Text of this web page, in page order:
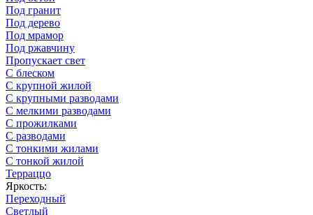
Под гранит
Под дерево
Под мрамор
Под ржавчину
Пропускает свет
С блеском
С крупной жилой
С крупными разводами
С мелкими разводами
С прожилками
С разводами
С тонкими жилами
С тонкой жилой
Терраццо
Яркость:
Переходный
Светлый